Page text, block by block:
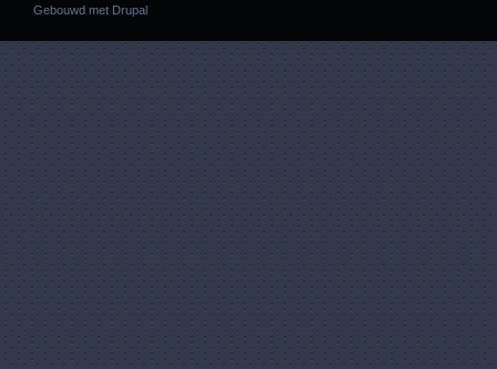
Gebouwd met Drupal